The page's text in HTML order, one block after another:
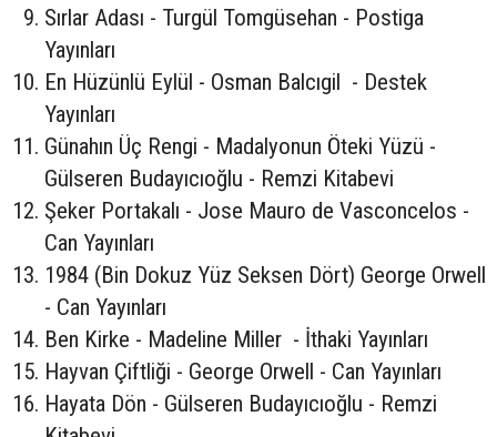
Sırlar Adası - Turgül Tomgüsehan - Postiga
Yayınları
En Hüzünlü Eylül - Osman Balcıgil - Destek
Yayınları
Günahın Üç Rengi - Madalyonun Öteki Yüzü -
Gülseren Budayıcıoğlu - Remzi Kitabevi
Şeker Portakalı - Jose Mauro de Vasconcelos -
Can Yayınları
1984 (Bin Dokuz Yüz Seksen Dört) George Orwell
- Can Yayınları
Ben Kirke - Madeline Miller - İthaki Yayınları
Hayvan Çiftliği - George Orwell - Can Yayınları
Hayata Dön - Gülseren Budayıcıoğlu - Remzi